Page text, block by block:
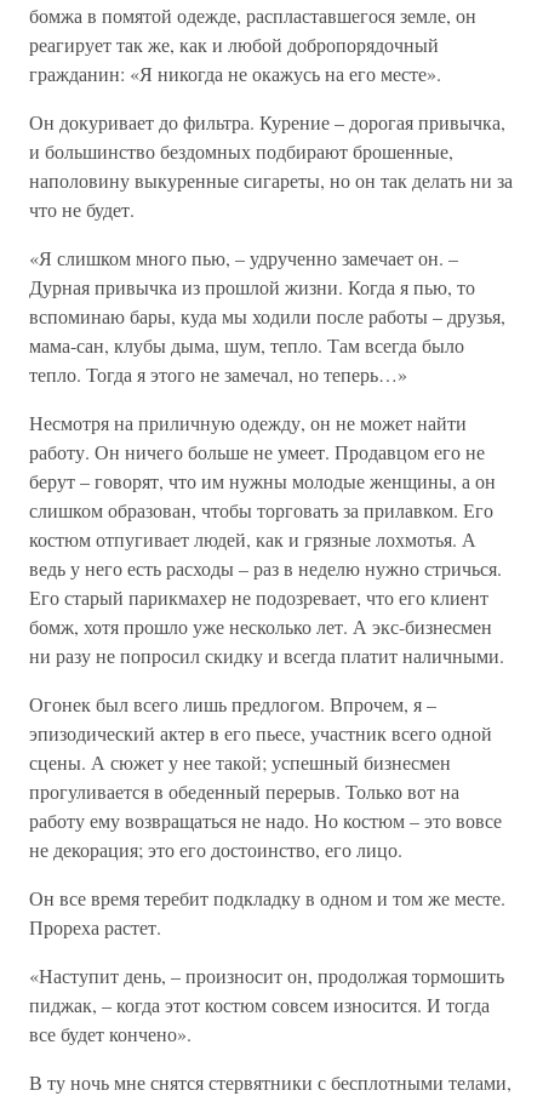
бомжа в помятой одежде, распластавшегося земле, он
реагирует так же, как и любой добропорядочный
гражданин: «Я никогда не окажусь на его месте».
Он докуривает до фильтра. Курение – дорогая привычка,
и большинство бездомных подбирают брошенные,
наполовину выкуренные сигареты, но он так делать ни за
что не будет.
«Я слишком много пью, – удрученно замечает он. –
Дурная привычка из прошлой жизни. Когда я пью, то
вспоминаю бары, куда мы ходили после работы – друзья,
мама-сан, клубы дыма, шум, тепло. Там всегда было
тепло. Тогда я этого не замечал, но теперь…»
Несмотря на приличную одежду, он не может найти
работу. Он ничего больше не умеет. Продавцом его не
берут – говорят, что им нужны молодые женщины, а он
слишком образован, чтобы торговать за прилавком. Его
костюм отпугивает людей, как и грязные лохмотья. А
ведь у него есть расходы – раз в неделю нужно стричься.
Его старый парикмахер не подозревает, что его клиент
бомж, хотя прошло уже несколько лет. А экс-бизнесмен
ни разу не попросил скидку и всегда платит наличными.
Огонек был всего лишь предлогом. Впрочем, я –
эпизодический актер в его пьесе, участник всего одной
сцены. А сюжет у нее такой; успешный бизнесмен
прогуливается в обеденный перерыв. Только вот на
работу ему возвращаться не надо. Но костюм – это вовсе
не декорация; это его достоинство, его лицо.
Он все время теребит подкладку в одном и том же месте.
Прореха растет.
«Наступит день, – произносит он, продолжая тормошить
пиджак, – когда этот костюм совсем износится. И тогда
все будет кончено».
В ту ночь мне снятся стервятники с бесплотными телами,